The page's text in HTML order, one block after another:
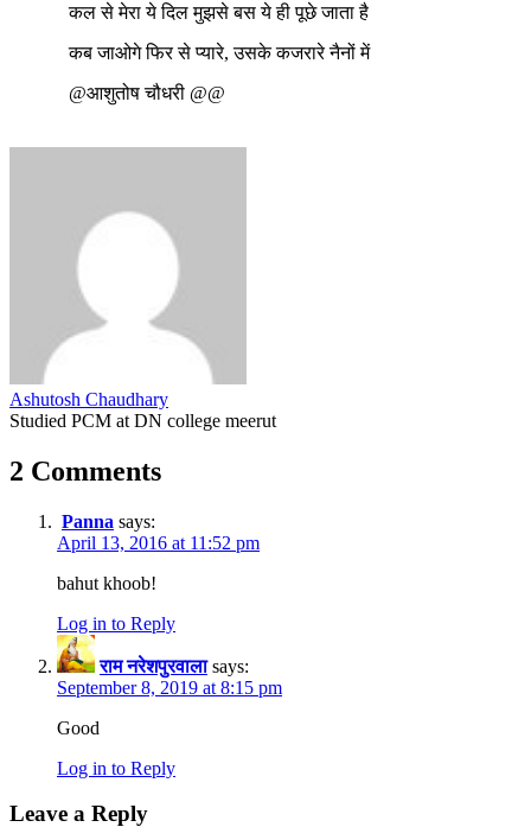
कल से मेरा ये दिल मुझसे बस ये ही पूछे जाता है
कब जाओगे फिर से प्यारे, उसके कजरारे नैनों में
@आशुतोष चौधरी @@
Ashutosh Chaudhary
Studied PCM at DN college meerut
2 Comments
Panna says:
April 13, 2016 at 11:52 pm
bahut khoob!
Log in to Reply
राम नरेशपुरवाला says:
September 8, 2019 at 8:15 pm
Good
Log in to Reply
Leave a Reply